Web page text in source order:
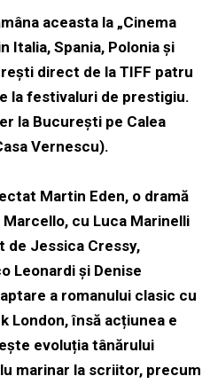
aceasta la „Cinema
Italia, Spania, Polonia și
direct de la TIFF patru
la festivaluri de prestigiu.
la București pe Calea
Vernescu).
Martin Eden, o dramă
cu Luca Marinelli
de Jessica Cressy,
Leonardi și Denise
a romanului clasic cu
London, însă acțiunea e
evoluția tânărului
marinar la scriitor, precum